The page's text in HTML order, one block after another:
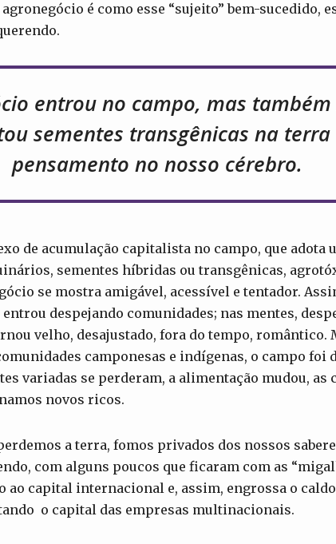
é como esse “sujeito” bem-sucedido,
entrou no campo, mas também
sementes transgênicas na
pensamento no nosso cérebro.
de acumulação capitalista no campo, que adota
sementes híbridas ou transgênicas,
se mostra amigável, acessível e tentador.
despejando comunidades; nas mentes,
velho, desajustado, fora do tempo, romântico.
camponesas e indígenas, o campo foi
variadas se perderam, a alimentação mudou, as
novos ricos.
a terra, fomos privados dos nossos
com alguns poucos que ficaram com as
ao capital internacional e, assim, engrossa o
o capital das empresas multinacionais.